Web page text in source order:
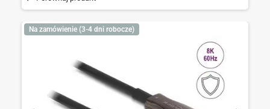
Na zamówienie (3-4 dni robocze)